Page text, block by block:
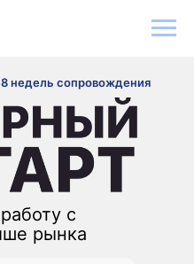
с
рынка
8 недель сопровождения